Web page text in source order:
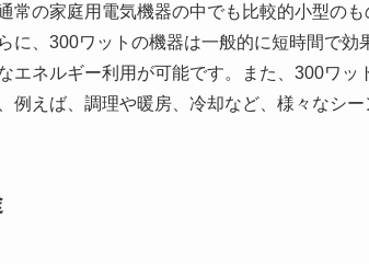
常の家庭用電気機器の中でも比較的小型の
に、300ワットの機器は一般的に短時間で効
エネルギー利用が可能です。また、300ワッ
例えば、調理や暖房、冷却など、様々なシー